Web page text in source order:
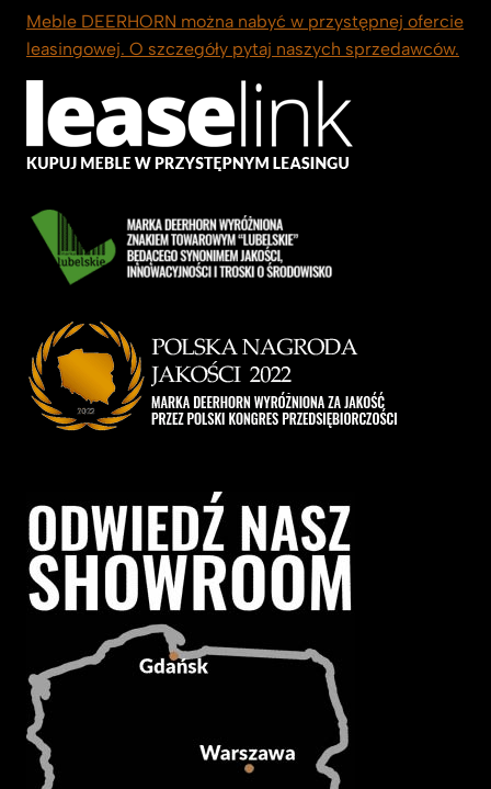
Meble DEERHORN można nabyć w przystępnej ofercie
leasingowej. O szczegóły pytaj naszych sprzedawców.